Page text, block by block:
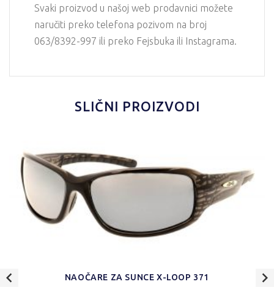
Svaki proizvod u našoj web prodavnici možete
naručiti preko telefona pozivom na broj
063/8392-997 ili preko Fejsbuka ili Instagrama.
SLIČNI PROIZVODI
NAOČARE ZA SUNCE X-LOOP 371